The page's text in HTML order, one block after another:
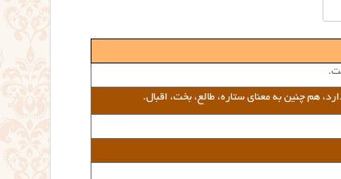
هم چنین به معنای ستاره، طالع، بخت، اقبال.